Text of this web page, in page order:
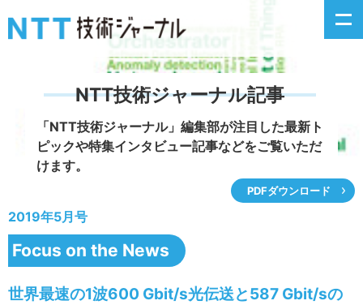
新着情報
掲載月毎記事
イベントカレンダー
NTT技術ジャーナル記事
「NTT技術ジャーナル」編集部が注目した最新ト
ピックや特集インタビュー記事などをご覧いただ
けます。
PDFダウンロード
2019年5月号
Focus on the News
世界最速の1波600 Gbit/s光伝送と587 Gbit/sの